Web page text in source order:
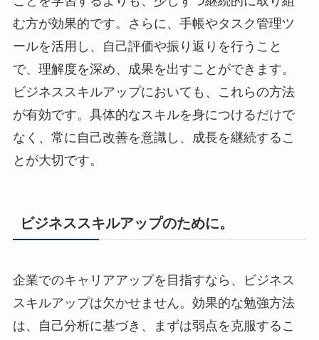
む方が効果的です。さらに、手帳やタスク管理ツ
ールを活用し、自己評価や振り返りを行うこと
で、理解度を深め、成果を出すことができます。
ビジネススキルアップにおいても、これらの方法
が有効です。具体的なスキルを身につけるだけで
なく、常に自己改善を意識し、成長を継続するこ
とが大切です。
ビジネススキルアップのために。
企業でのキャリアアップを目指すなら、ビジネス
スキルアップは欠かせません。効果的な勉強方法
は、自己分析に基づき、まずは弱点を克服するこ